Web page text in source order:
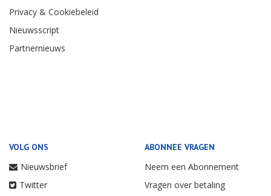
Privacy & Cookiebeleid
Nieuwsscript
Partnernieuws
VOLG ONS
Nieuwsbrief
Twitter
ABONNEE VRAGEN
Neem een Abonnement
Vragen over betaling